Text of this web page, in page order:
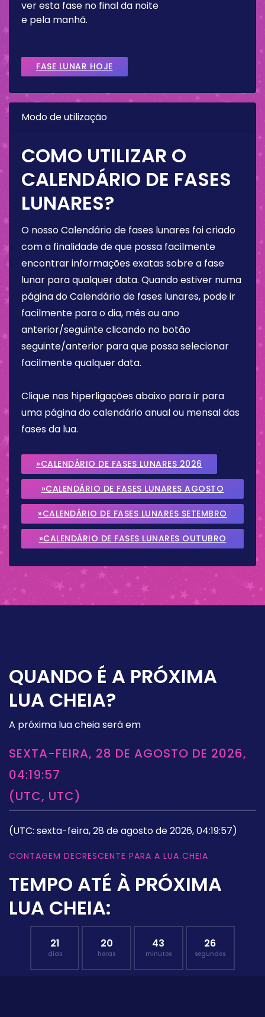
ver esta fase no final da noite
e pela manhã.
FASE LUNAR HOJE
Modo de utilização
COMO UTILIZAR O
CALENDÁRIO DE FASES
LUNARES?
O nosso Calendário de fases lunares foi criado
com a finalidade de que possa facilmente
encontrar informações exatas sobre a fase
lunar para qualquer data. Quando estiver numa
página do Calendário de fases lunares, pode ir
facilmente para o dia, mês ou ano
anterior/seguinte clicando no botão
seguinte/anterior para que possa selecionar
facilmente qualquer data.
Clique nas hiperligações abaixo para ir para
uma página do calendário anual ou mensal das
fases da lua.
»CALENDÁRIO DE FASES LUNARES 2026
»CALENDÁRIO DE FASES LUNARES AGOSTO
2026
»CALENDÁRIO DE FASES LUNARES SETEMBRO
2026
»CALENDÁRIO DE FASES LUNARES OUTUBRO
QUANDO É A PRÓXIMA
LUA CHEIA?
A próxima lua cheia será em
SEXTA-FEIRA, 28 DE AGOSTO DE 2026,
04:19:57
(UTC, UTC)
(UTC: sexta-feira, 28 de agosto de 2026, 04:19:57)
CONTAGEM DECRESCENTE PARA A LUA CHEIA
TEMPO ATÉ À PRÓXIMA
LUA CHEIA:
21
dias
20
horas
43
minutos
25
segundos